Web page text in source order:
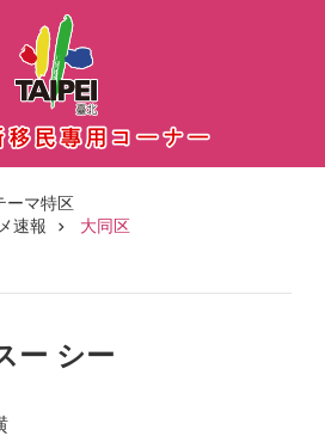
クにスキップ
ーマ特区
速報
大同区
ー シー